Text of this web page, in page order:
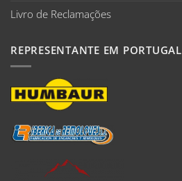
Livro de Reclamações
REPRESENTANTE EM PORTUGAL